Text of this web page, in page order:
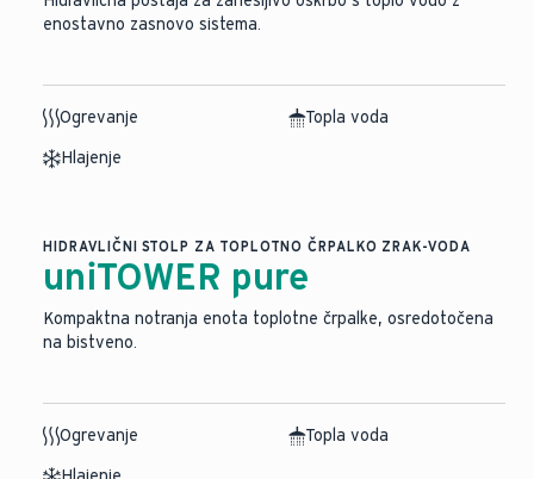
enostavno zasnovo sistema.
Ogrevanje
Topla voda
Hlajenje
HIDRAVLIČNI STOLP ZA TOPLOTNO ČRPALKO ZRAK-VODA
uniTOWER pure
Kompaktna notranja enota toplotne črpalke, osredotočena
na bistveno.
Ogrevanje
Topla voda